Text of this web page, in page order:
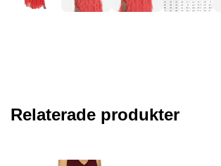
Relaterade produkter